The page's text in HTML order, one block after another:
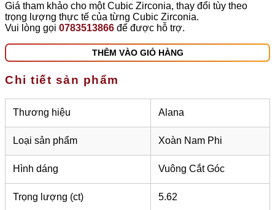
Giá tham khảo cho một Cubic Zirconia, thay đổi tùy theo
trọng lượng thực tế của từng Cubic Zirconia.
Vui lòng gọi 0783513866 để được hỗ trợ.
THÊM VÀO GIỎ HÀNG
Chi tiết sản phẩm
Thương hiệu Alana
Loại sản phẩm Xoàn Nam Phi
Hình dáng Vuông Cắt Góc
Trọng lượng (ct) 5.62